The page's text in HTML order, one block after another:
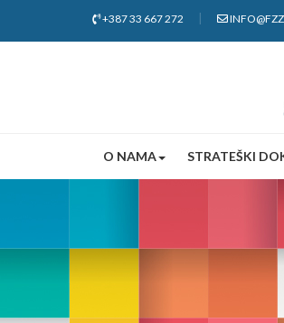
+387 33 667 272
O NAMA STRATEŠKI